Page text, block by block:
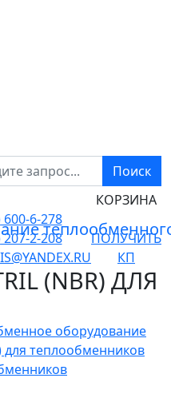
Поиск
600-6-278
207-2-208
КОРЗИНА
ПОЛУЧИТЬ
КП
(NBR) ДЛЯ
оборудование
для теплообменников